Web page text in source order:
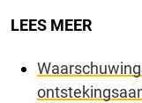
LEES MEER